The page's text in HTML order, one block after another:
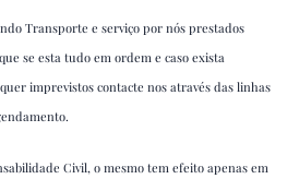
Transporte e serviço por nós prestados
se esta tudo em ordem e caso exista
imprevistos contacte nos através das linhas
Civil, o mesmo tem efeito apenas em